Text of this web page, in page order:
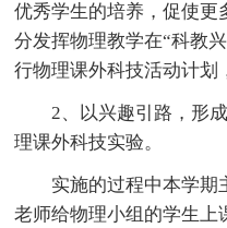
优秀学生的培养，促使更
分发挥物理教学在“科教
行物理课外科技活动计划
2、以兴趣引路，形
理课外科技实验。
实施的过程中本学期
老师给物理小组的学生上